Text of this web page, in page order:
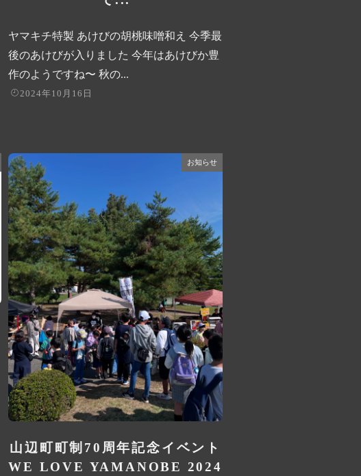
ヤマキチ特製 あけびの胡桃味噌和え 今季最
後のあけびが入りました 今年はあけびか豊
作のようですね〜 秋の...
2024年10月16日
お知らせ
山辺町町制70周年記念イベント
WE LOVE YAMANOBE 2024